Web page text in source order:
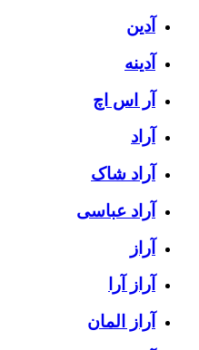
آدین
آدینه
آر اس اچ
آراد
آراد شاک
آراد عباسی
آراز
آراز آرا
آراز المان